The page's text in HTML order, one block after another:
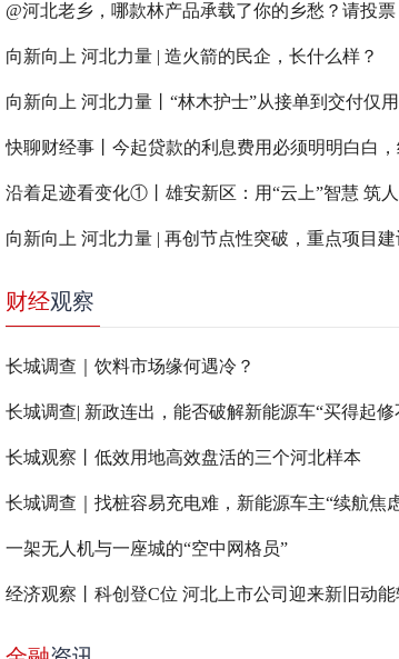
@河北老乡，哪款林产品承载了你的乡愁？请投票
向新向上 河北力量 | 造火箭的民企，长什么样？
沿着足迹看变化①丨雄安新区：用“云上”智慧 筑
财经观察
长城调查｜饮料市场缘何遇冷？
长城观察丨低效用地高效盘活的三个河北样本
长城调查｜找桩容易充电难，新能源车主“续航焦
一架无人机与一座城的“空中网格员”
经济观察丨科创登C位 河北上市公司迎来新旧动能